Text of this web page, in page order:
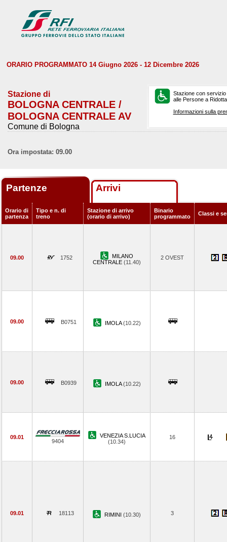
ORARIO PROGRAMMATO 14 Giugno 2026 - 12 Dicembre 2026
Stazione di
BOLOGNA CENTRALE /
BOLOGNA CENTRALE AV
Comune di Bologna
Stazione con
alle Persone a
Informazioni sulla
Ora impostata: 09.00
Partenze Arrivi
Orario di
partenza
Tipo e n. di
treno
Stazione di arrivo
(orario di arrivo)
Binario
programmato
Classi e
09.00 1752
MILANO
CENTRALE (11.40)
2 OVEST
09.00 B0751 IMOLA(10.22)
09.00 B0939 IMOLA(10.22)
09.01
9404
VENEZIA S.LUCIA
(10.34)
16
09.01 18113 RIMINI (10.30) 3